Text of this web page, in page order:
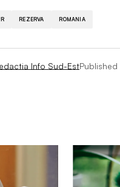
REZERVA ROMANIA
Info Sud-EstPublished